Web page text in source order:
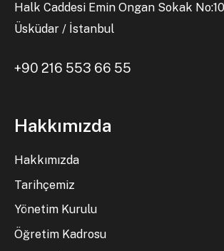
Halk Caddesi Emin Ongan Sokak No:10
Üsküdar / İstanbul
+90 216 553 66 55
Hakkımızda
Hakkımızda
Tarihçemiz
Yönetim Kurulu
Öğretim Kadrosu